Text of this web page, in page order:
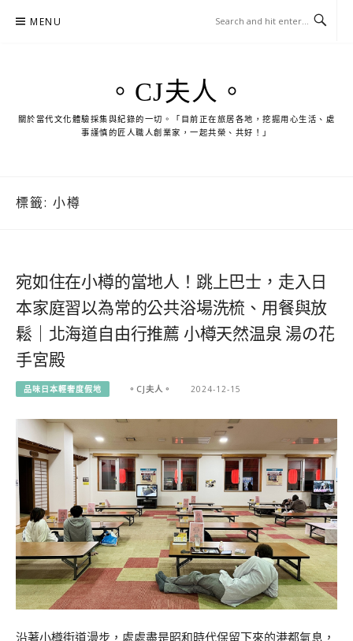
MENU
。CJ夫人。
關於當代文化體驗採集與紀錄的一切。「目前正在旅居各地，挖掘用心生活、處
事謹慎的匠人職人創業家，一起共榮、共好！」
標籤: 小樽
宛如住在小樽的當地人！跳上巴士，走入日
本家庭習以為常的公共浴場洗梳、用餐與放
鬆｜北海道自由行推薦 小樽天然温泉 湯の花
手宮殿
品味日本輕奢度假地 。CJ夫人。 2024-12-15
沿著小樽街道漫步，處處盡是昭和時代保留下來的港都氣息，